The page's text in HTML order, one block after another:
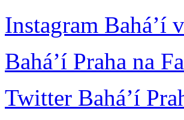
Instagram Bahá’í
Bahá’í Praha na
Twitter Bahá’í